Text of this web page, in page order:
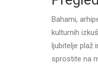
Bahami,
kulturnih
ljubitelje plaž
sprostite na